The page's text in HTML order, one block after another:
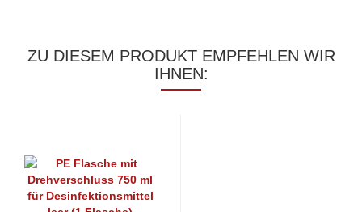
ZU DIESEM PRODUKT EMPFEHLEN WIR
IHNEN: